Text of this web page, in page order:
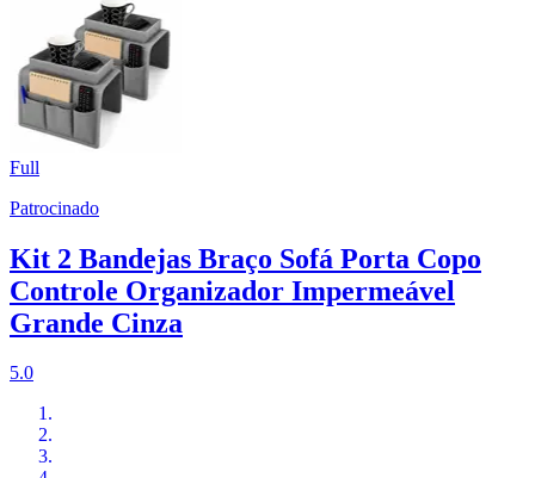
Full
Patrocinado
Kit 2 Bandejas Braço Sofá Porta Copo
Controle Organizador Impermeável
Grande Cinza
5.0